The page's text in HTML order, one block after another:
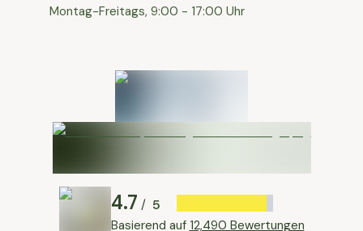
Montag-Freitags, 9:00 - 17:00 Uhr
4.7 / 5
Basierend auf 12,490 Bewertungen